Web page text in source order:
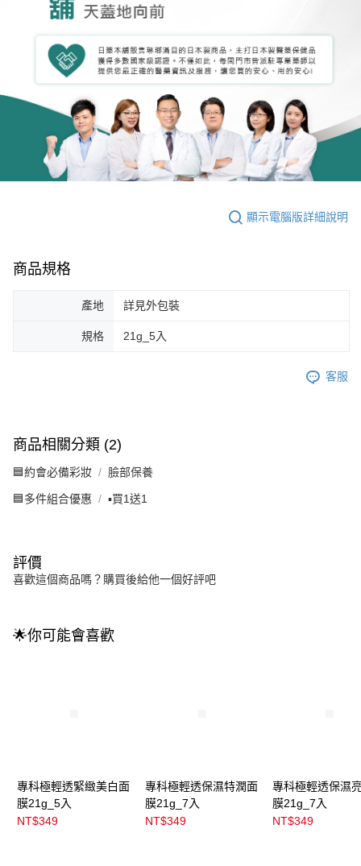
顯示電腦版詳細說明
商品規格
產地 詳見外包裝
規格 21g_5入
客服
商品相關分類 (2)
🟦約會必備彩妝 臉部保養
🟦多件組合優惠 ▪️買1送1
評價
喜歡這個商品嗎？購買後給他一個好評吧
🌟你可能會喜歡
專科極輕透緊緻美白面
膜21g_5入
NT$349
專科極輕透保濕特潤面
膜21g_7入
NT$349
專科極輕透保濕
膜21g_7入
NT$349